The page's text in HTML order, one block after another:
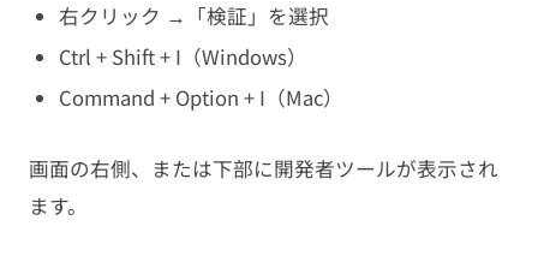
右クリック →「検証」を選択
Ctrl + Shift + I（Windows）
Command + Option + I（Mac）
画面の右側、または下部に開発者ツールが表示され
ます。